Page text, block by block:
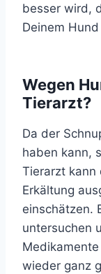
besser wird,
Deinem
Wegen
Tierarzt?
Da der
haben kann,
Tierarzt kann
Erkältung
einschätzen.
untersuchen
wieder ganz